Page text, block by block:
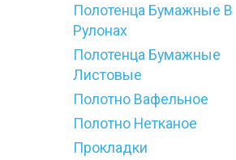
Полотенца Бумажные В
Рулонах
Полотенца Бумажные
Листовые
Полотно Вафельное
Полотно Нетканое
Прокладки